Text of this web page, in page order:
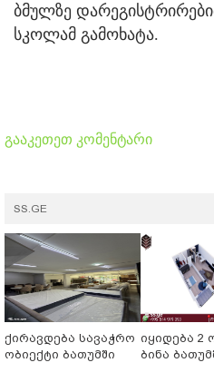
ბმულზე
სკოლამ გამოხატა.
გააკეთეთ კომენტარი
SS.GE
ქირავდება სავაჭრო
ობიექტი ბათუმში
იყიდება 2
ბინა